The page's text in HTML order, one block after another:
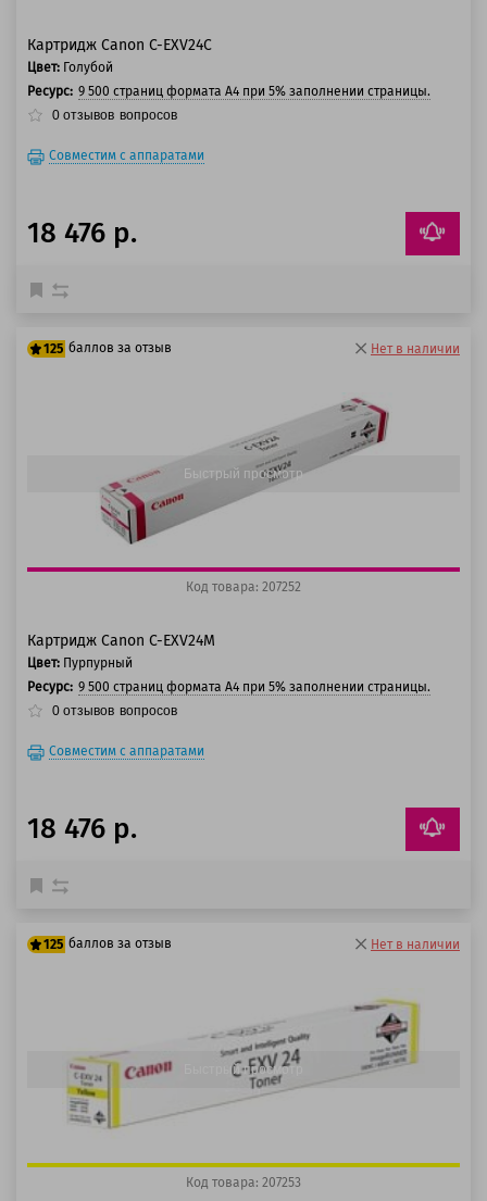
Картридж Canon C-EXV24C
Цвет: Голубой
Ресурс: 9 500 страниц формата А4 при 5% заполнении страницы.
0 отзывов вопросов
Совместим с аппаратами
18 476 р.
125 баллов за отзыв Нет в наличии
Быстрый просмотр
Код товара: 207252
Картридж Canon C-EXV24M
Цвет: Пурпурный
Ресурс: 9 500 страниц формата А4 при 5% заполнении страницы.
0 отзывов вопросов
Совместим с аппаратами
18 476 р.
125 баллов за отзыв Нет в наличии
Быстрый просмотр
Код товара: 207253